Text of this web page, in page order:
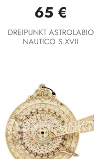
65 €
DREIPUNKT ASTROLABIO
NAUTICO S.XVII